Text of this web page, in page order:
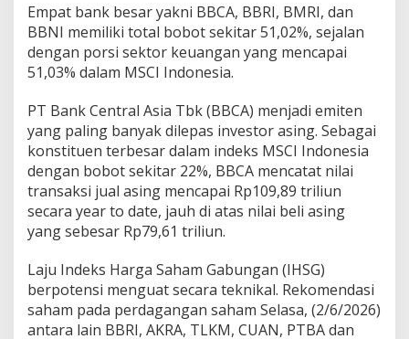
Empat bank besar yakni BBCA, BBRI, BMRI, dan
BBNI memiliki total bobot sekitar 51,02%, sejalan
dengan porsi sektor keuangan yang mencapai
51,03% dalam MSCI Indonesia.
PT Bank Central Asia Tbk (BBCA) menjadi emiten
yang paling banyak dilepas investor asing. Sebagai
konstituen terbesar dalam indeks MSCI Indonesia
dengan bobot sekitar 22%, BBCA mencatat nilai
transaksi jual asing mencapai Rp109,89 triliun
secara year to date, jauh di atas nilai beli asing
yang sebesar Rp79,61 triliun.
Laju Indeks Harga Saham Gabungan (IHSG)
berpotensi menguat secara teknikal. Rekomendasi
saham pada perdagangan saham Selasa, (2/6/2026)
antara lain BBRI, AKRA, TLKM, CUAN, PTBA dan